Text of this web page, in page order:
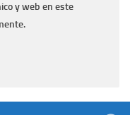
y web en este